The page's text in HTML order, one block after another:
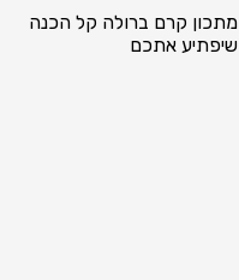
מתכון קרם ברולה קל הכנה
שיפתיע אתכם